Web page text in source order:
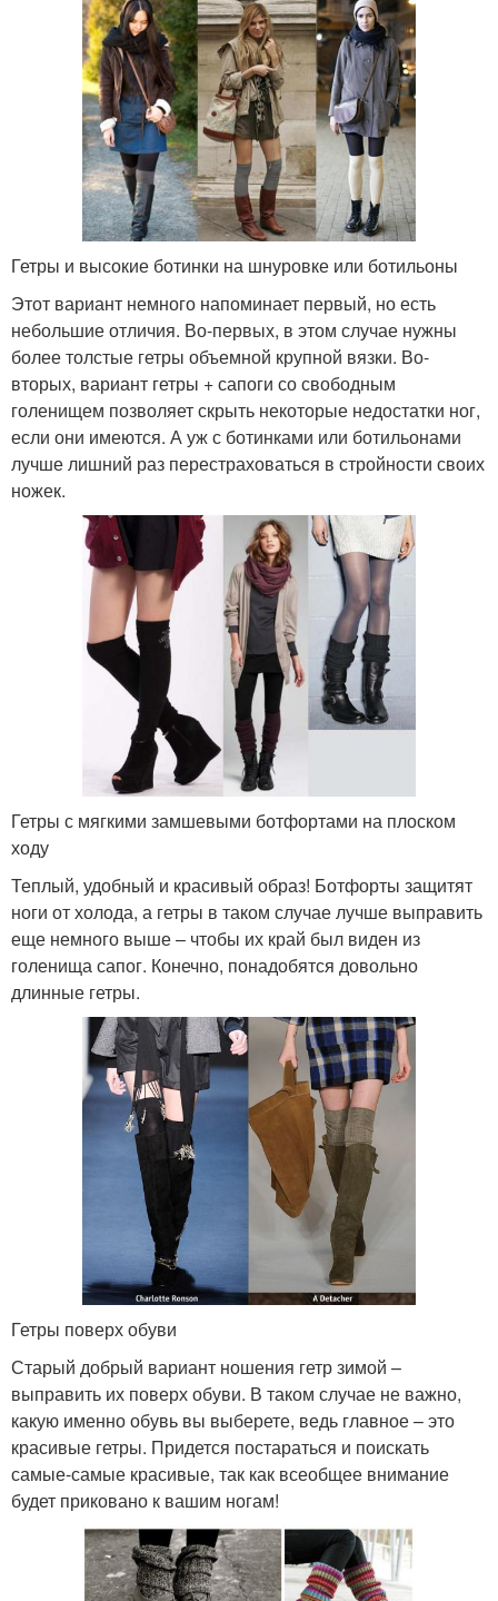
Гетры и высокие ботинки на шнуровке или ботильоны
Этот вариант немного напоминает первый, но есть
небольшие отличия. Во-первых, в этом случае нужны
более толстые гетры объемной крупной вязки. Во-
вторых, вариант гетры + сапоги со свободным
голенищем позволяет скрыть некоторые недостатки ног,
если они имеются. А уж с ботинками или ботильонами
лучше лишний раз перестраховаться в стройности своих
ножек.
Гетры с мягкими замшевыми ботфортами на плоском
ходу
Теплый, удобный и красивый образ! Ботфорты защитят
ноги от холода, а гетры в таком случае лучше выправить
еще немного выше – чтобы их край был виден из
голенища сапог. Конечно, понадобятся довольно
длинные гетры.
Гетры поверх обуви
Старый добрый вариант ношения гетр зимой –
выправить их поверх обуви. В таком случае не важно,
какую именно обувь вы выберете, ведь главное – это
красивые гетры. Придется постараться и поискать
самые-самые красивые, так как всеобщее внимание
будет приковано к вашим ногам!